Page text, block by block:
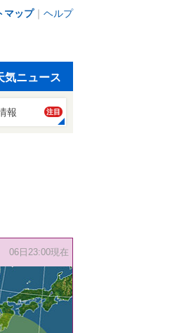
マップ｜ ヘルプ
気ニュース
報 注目
06日23:00現在